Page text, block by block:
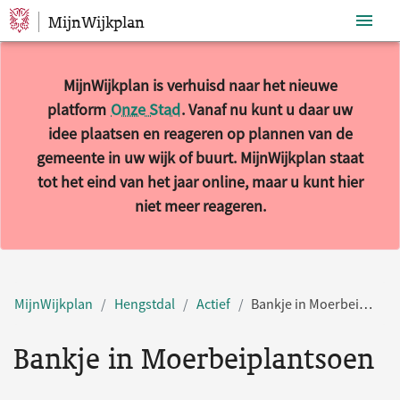
Sla navigatie over
MijnWijkplan
MijnWijkplan is verhuisd naar het nieuwe
platform Onze Stad. Vanaf nu kunt u daar uw
idee plaatsen en reageren op plannen van de
gemeente in uw wijk of buurt. MijnWijkplan staat
tot het eind van het jaar online, maar u kunt hier
niet meer reageren.
MijnWijkplan Hengstdal Actief Bankje in Moerbeiplantsoen
Bankje in Moerbeiplantsoen